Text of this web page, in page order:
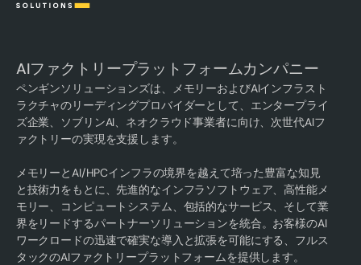
AIファクトリープラットフォームカンパニー
ペンギンソリューションズは、メモリーおよびAIインフラスト
ラクチャのリーディングプロバイダーとして、エンタープライ
ズ企業、ソブリンAI、ネオクラウド事業者に向け、次世代AIフ
ァクトリーの実現を支援します。
メモリーとAI/HPCインフラの境界を越えて培った豊富な知見
と技術力をもとに、先進的なインフラソフトウェア、高性能メ
モリー、コンピュートシステム、包括的なサービス、そして業
界をリードするパートナーソリューションを統合。お客様のAI
ワークロードの迅速で確実な導入と拡張を可能にする、フルス
タックのAIファクトリープラットフォームを提供します。